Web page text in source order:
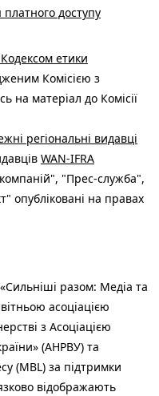
доступу
етики
Комісією з
на матеріал до Комісії
регіональні видавці
WAN-IFRA
"Прес-служба",
опубліковані на правах
разом: Медіа та
асоціацією
з Асоціацією
(АНРВУ) та
(MBL) за підтримки
відображають